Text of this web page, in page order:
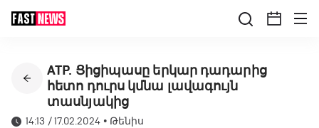
ATP. Ցիցիպասը երկար դադարից
հետո դուրս կմնա լավագույն
տասնյակից
14:13 / 17.02.2024 • Թենիս